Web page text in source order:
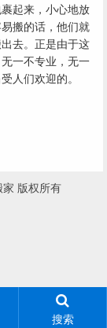
起来，小心地放
搬的话，他们就
去。正是由于这
一不专业，无一
人们欢迎的。
版权所有
搜索